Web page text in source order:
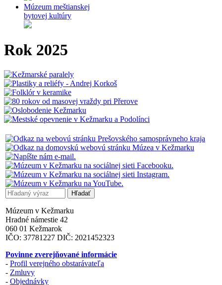
Múzeum meštianskej
bytovej kultúry
Rok 2025
Múzeum v Kežmarku
Hradné námestie 42
060 01 Kežmarok
IČO: 37781227 DIČ: 2021452323
Povinne zverejňované informácie
- Profil verejného obstarávateľa
- Zmluvy
- Objednávky